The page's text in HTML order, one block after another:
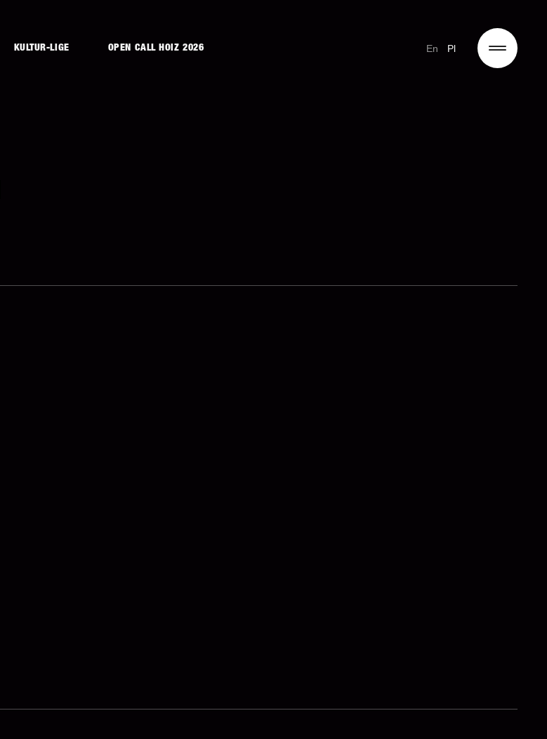
KULTUR-LIGE OPEN CALL HOIZ 2026 Pl
En